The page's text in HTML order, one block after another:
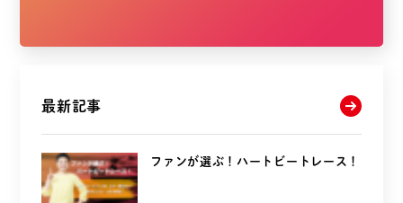
最新記事
ファンが選ぶ！ハートビートレース！